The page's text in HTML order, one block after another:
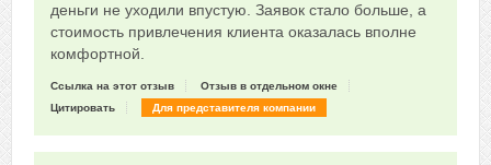
деньги не уходили впустую. Заявок стало больше, а
стоимость привлечения клиента оказалась вполне
комфортной.
Ссылка на этот отзыв
Отзыв в отдельном окне
Цитировать
Для представителя компании